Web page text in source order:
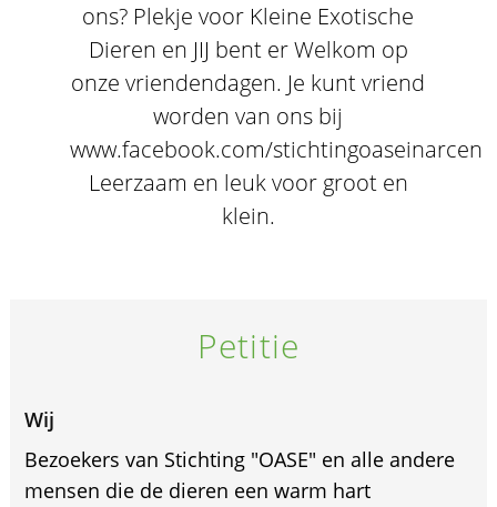
ons? Plekje voor Kleine Exotische
Dieren en JIJ bent er Welkom op
onze vriendendagen. Je kunt vriend
worden van ons bij
www.facebook.com/stichtingoaseinarcen
Leerzaam en leuk voor groot en
klein.
Petitie
Wij
Bezoekers van Stichting "OASE" en alle andere
mensen die de dieren een warm hart